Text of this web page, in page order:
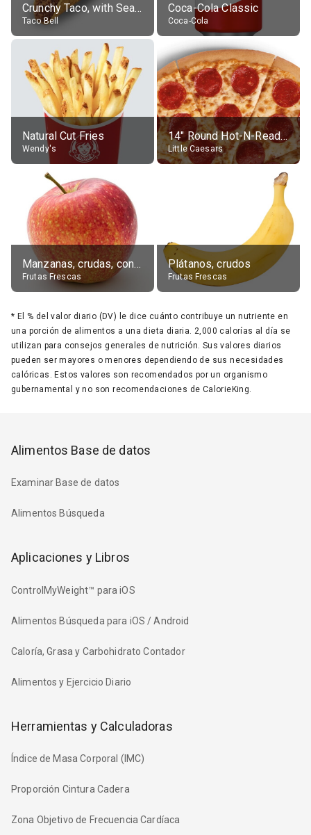
Crunchy Taco, with Seasoned Beef
Taco Bell
Coca-Cola Classic
Coca-Cola
Natural Cut Fries
Wendy's
14" Round Hot-N-Ready Pepperoni Pizza
Little Caesars
Manzanas, crudas, con piel
Frutas Frescas
Plátanos, crudos
Frutas Frescas
* El % del valor diario (DV) le dice cuánto contribuye un nutriente en
una porción de alimentos a una dieta diaria. 2,000 calorías al día se
utilizan para consejos generales de nutrición. Sus valores diarios
pueden ser mayores o menores dependiendo de sus necesidades
calóricas. Estos valores son recomendados por un organismo
gubernamental y no son recomendaciones de CalorieKing.
Alimentos Base de datos
Examinar Base de datos
Alimentos Búsqueda
Aplicaciones y Libros
ControlMyWeight™ para iOS
Alimentos Búsqueda para iOS / Android
Caloría, Grasa y Carbohidrato Contador
Alimentos y Ejercicio Diario
Herramientas y Calculadoras
Índice de Masa Corporal (IMC)
Proporción Cintura Cadera
Zona Objetivo de Frecuencia Cardíaca